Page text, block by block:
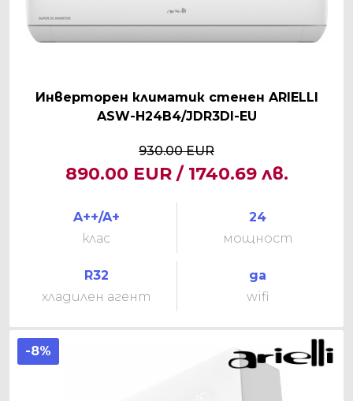
Инверторен климатик стенен ARIELLI
ASW-H24B4/JDR3DI-EU
930.00 EUR
890.00 EUR / 1740.69 лв.
A++/A+
клас
24
мощност
R32
хладилен агент
да
wifi
-8%